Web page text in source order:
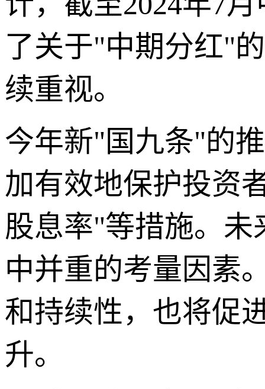
了关于"中期分红"
续重视。
今年新"国九条"的
加有效地保护投资
股息率"等措施。
中并重的考量因素
和持续性，也将促
升。